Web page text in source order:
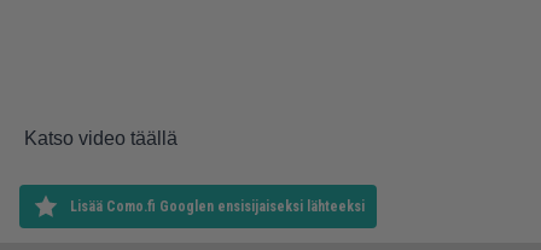
Katso video täällä
Lisää Como.fi Googlen ensisijaiseksi lähteeksi